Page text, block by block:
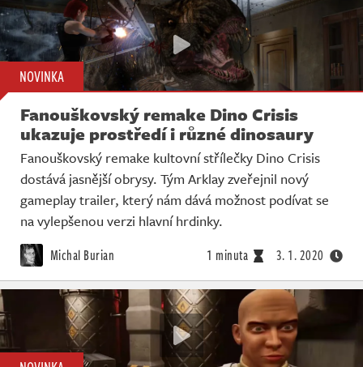
NOVINKA
Fanouškovský remake Dino Crisis
ukazuje prostředí i různé dinosaury
Fanouškovský remake kultovní střílečky Dino Crisis
dostává jasnější obrysy. Tým Arklay zveřejnil nový
gameplay trailer, který nám dává možnost podívat se
na vylepšenou verzi hlavní hrdinky.
Michal Burian 1 minuta 3. 1. 2020